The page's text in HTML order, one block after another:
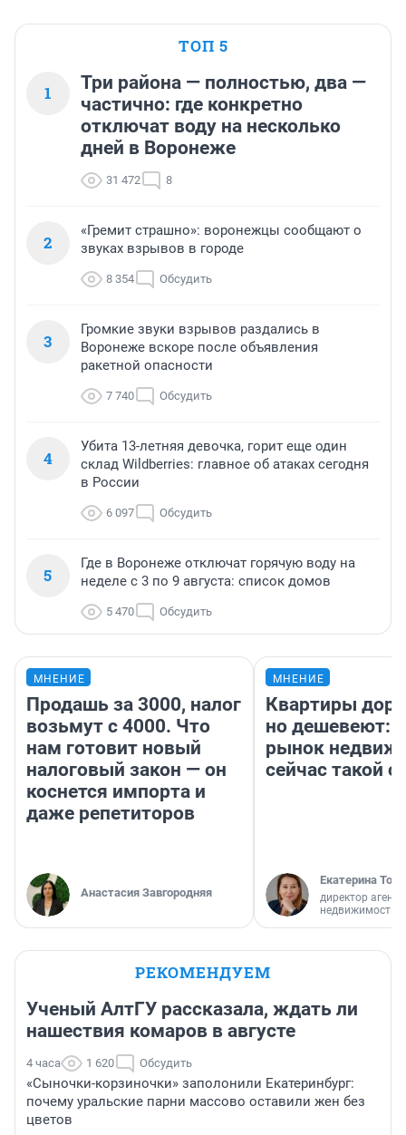
ТОП 5
1
Три района — полностью, два —
частично: где конкретно
отключат воду на несколько
дней в Воронеже
31 472 8
2
«Гремит страшно»: воронежцы сообщают о
звуках взрывов в городе
8 354 Обсудить
3
Громкие звуки взрывов раздались в
Воронеже вскоре после объявления
ракетной опасности
7 740 Обсудить
4
Убита 13-летняя девочка, горит еще один
склад Wildberries: главное об атаках сегодня
в России
6 097 Обсудить
5
Где в Воронеже отключат горячую воду на
неделе с 3 по 9 августа: список домов
5 470 Обсудить
МНЕНИЕ
Продашь за 3000, налог
возьмут с 4000. Что
нам готовит новый
налоговый закон — он
коснется импорта и
даже репетиторов
Анастасия Завгородняя
МНЕНИЕ
Квартиры
но дешевеют:
рынок
сейчас такой
Екатерина
директор
недвижимости
РЕКОМЕНДУЕМ
Ученый АлтГУ рассказала, ждать ли
нашествия комаров в августе
4 часа 1 620 Обсудить
«Сыночки-корзиночки» заполонили Екатеринбург:
почему уральские парни массово оставили жен без
цветов